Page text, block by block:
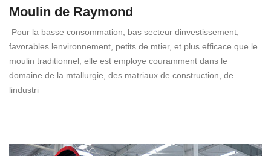
Moulin de Raymond
Pour la basse consommation, bas secteur dinvestissement,
favorables lenvironnement, petits de mtier, et plus efficace que le
moulin traditionnel, elle est employe couramment dans le
domaine de la mtallurgie, des matriaux de construction, de
lindustri